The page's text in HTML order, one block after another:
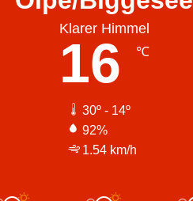
Klarer Himmel
16 ℃
30º - 14º
92%
1.54 km/h